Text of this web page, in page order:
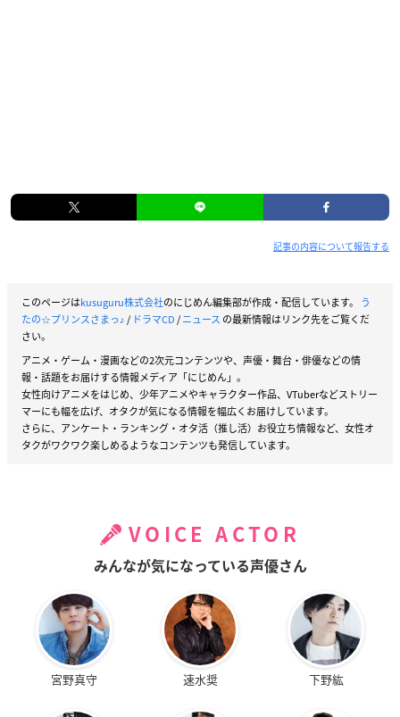
記事の内容について報告する
このページはkusuguru株式会社のにじめん編集部が作成・配信しています。
う
たの☆プリンスさまっ♪/ ドラマCD/ニュース の最新情報はリンク先をご覧くだ
さい。
アニメ・ゲーム・漫画などの2次元コンテンツや、声優・舞台・俳優などの情
報・話題をお届けする情報メディア「にじめん」。
女性向けアニメをはじめ、少年アニメやキャラクター作品、VTuberなどストリー
マーにも幅を広げ、オタクが気になる情報を幅広くお届けしています。
さらに、アンケート・ランキング・オタ活（推し活）お役立ち情報など、女性オ
タクがワクワク楽しめるようなコンテンツも発信しています。
VOICE ACTOR
みんなが気になっている声優さん
宮野真守 速水奨 下野紘